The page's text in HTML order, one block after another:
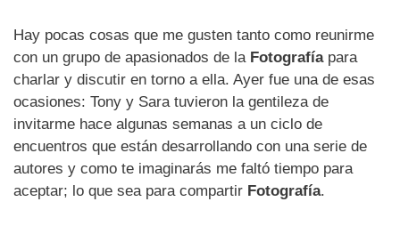
Hay pocas cosas que me gusten tanto como reunirme
con un grupo de apasionados de la Fotografíapara
charlar y discutir en torno a ella. Ayer fue una de esas
ocasiones: Tony y Sara tuvieron la gentileza de
invitarme hace algunas semanas a un ciclo de
encuentros que están desarrollando con una serie de
autores y como te imaginarás me faltó tiempo para
aceptar; lo que sea para compartir Fotografía.